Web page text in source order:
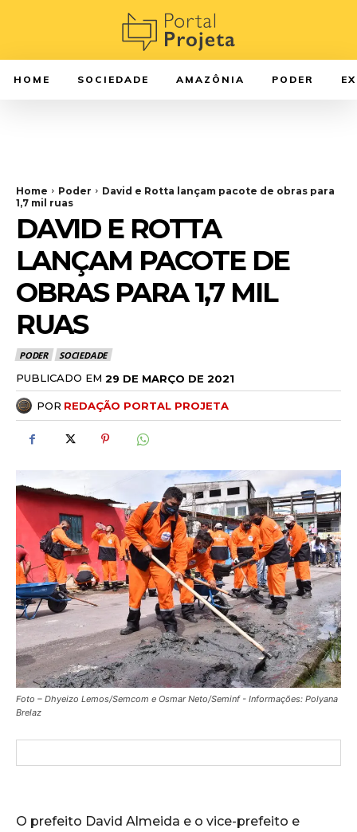
HOME SOCIEDADE AMAZÔNIA PODER
Home Poder
David e Rotta lançam pacote de obras para
1,7 mil ruas
DAVID E ROTTA
LANÇAM PACOTE DE
OBRAS PARA 1,7 MIL
RUAS
PODER SOCIEDADE
PUBLICADO EM 29 DE MARÇO DE 2021
POR REDAÇÃO PORTAL PROJETA
Foto – Dhyeizo Lemos/Semcom e Osmar Neto/Seminf - Informações: Polyana
Brelaz
O prefeito David Almeida e o vice-prefeito e